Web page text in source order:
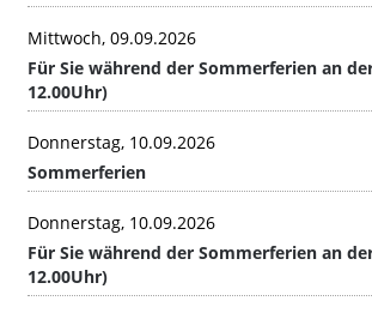
Mittwoch, 09.09.2026
Für Sie während der Sommerferien an
12.00Uhr)
Donnerstag, 10.09.2026
Sommerferien
Donnerstag, 10.09.2026
Für Sie während der Sommerferien an
12.00Uhr)